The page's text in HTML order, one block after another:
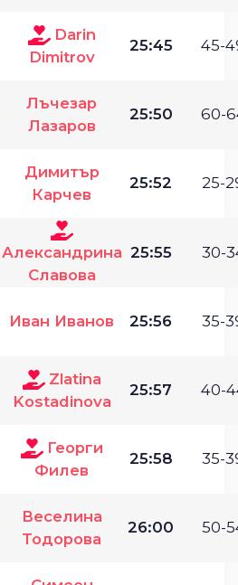
Darin
Dimitrov
25:45 45-
Лъчезар
Лазаров
25:50 60-
Димитър
Карчев
25:52 25-
Александрина
Славова
25:55 30-
Иван Иванов 25:56 35-
Zlatina
Kostadinova
25:57 40-
Георги
Филев
25:58 35-
Веселина
Тодорова
26:00 50-